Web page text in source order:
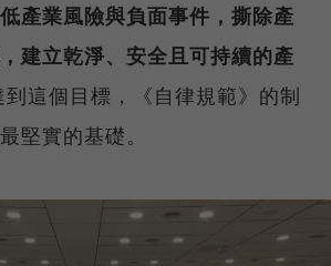
產業風險與負面事件，撕除產
建立乾淨、安全且可持續的產
到這個目標，《自律規範》的制
堅實的基礎。